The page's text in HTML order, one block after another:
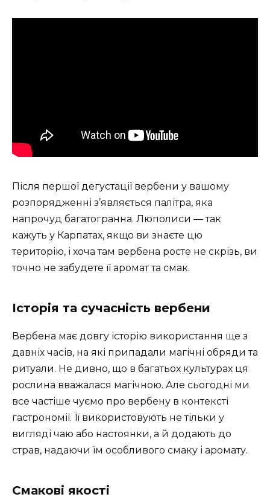
Після першої дегустації вербени у вашому
розпорядженні з’являється палітра, яка
напрочуд багатогранна. Люполиси — так
кажуть у Карпатах, якщо ви знаєте цю
територію, і хоча там вербена росте не скрізь, ви
точно не забудете її аромат та смак.
Історія та сучасність вербени
Вербена має довгу історію використання ще з
давніх часів, на які припадали магічні обряди та
ритуали. Не дивно, що в багатьох культурах ця
рослина вважалася магічною. Але сьогодні ми
все частіше чуємо про вербену в контексті
гастрономії. Її використовують не тільки у
вигляді чаю або настоянки, а й додають до
страв, надаючи їм особливого смаку і аромату.
Смакові якості